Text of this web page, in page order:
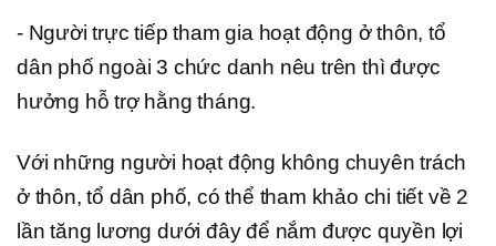
- Người trực tiếp tham gia hoạt động ở thôn, tổ
dân phố ngoài 3 chức danh nêu trên thì được
hưởng hỗ trợ hằng tháng.
Với những người hoạt động không chuyên trách
ở thôn, tổ dân phố, có thể tham khảo chi tiết về 2
lần tăng lương dưới đây để nắm được quyền lợi